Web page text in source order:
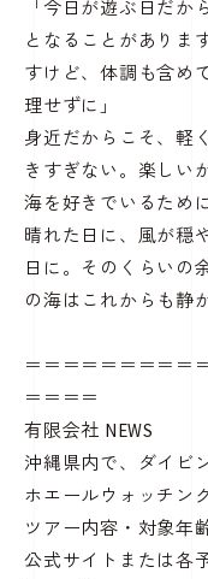
「今日が遊ぶ日だか
となることがありま
すけど、体調も含め
理せずに」
身近だからこそ、軽
きすぎない。楽しい
海を好きでいるため
晴れた日に、風が穏
日に。そのくらいの
の海はこれからも静
＝＝＝＝＝＝＝＝＝
＝＝＝＝
有限会社 NEWS
沖縄県内で、ダイビ
ホエールウォッチン
ツアー内容・対象年
公式サイトまたは各